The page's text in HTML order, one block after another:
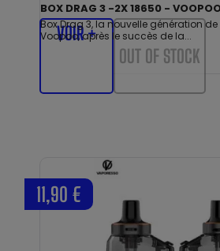
BOX DRAG 3 -2X 18650 -
Box Drag 3, la nouvelle génération
Voopoo, après le succès de la...
VOIR +
OUT OF STOCK
11,90 €